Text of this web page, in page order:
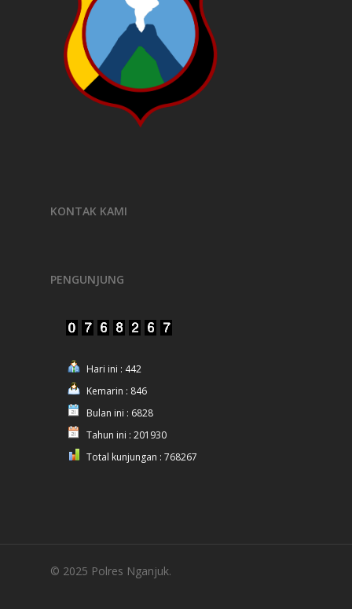
KONTAK KAMI
PENGUNJUNG
Hari ini : 442
Kemarin : 846
Bulan ini : 6828
Tahun ini : 201930
Total kunjungan : 768267
© 2025 Polres Nganjuk.